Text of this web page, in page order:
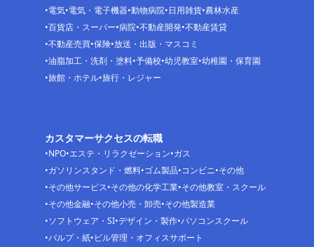
電気 電気・電子機器 動物病院 日用雑貨 農林水産
百貨店・スーパー 病院 不動産開発 不動産賃貸
不動産売買 保険 放送・出版・マスコミ
油脂加工・洗剤・塗料 予備校 幼児教室 幼稚園・保育園
旅館・ホテル 旅行・レジャー
カスタマーサクセスの転職
NPO エステ・リラクゼーション ガス
ガソリンスタンド・燃料 ゴム製品 コンビニ その他
その他サービス その他の化学工業 その他教室・スクール
その他金融 その他小売・卸売 その他製造業
ソフトウェア・SI デザイン・製作 パソコンスクール
パルプ・紙 ビル管理・オフィスサポート